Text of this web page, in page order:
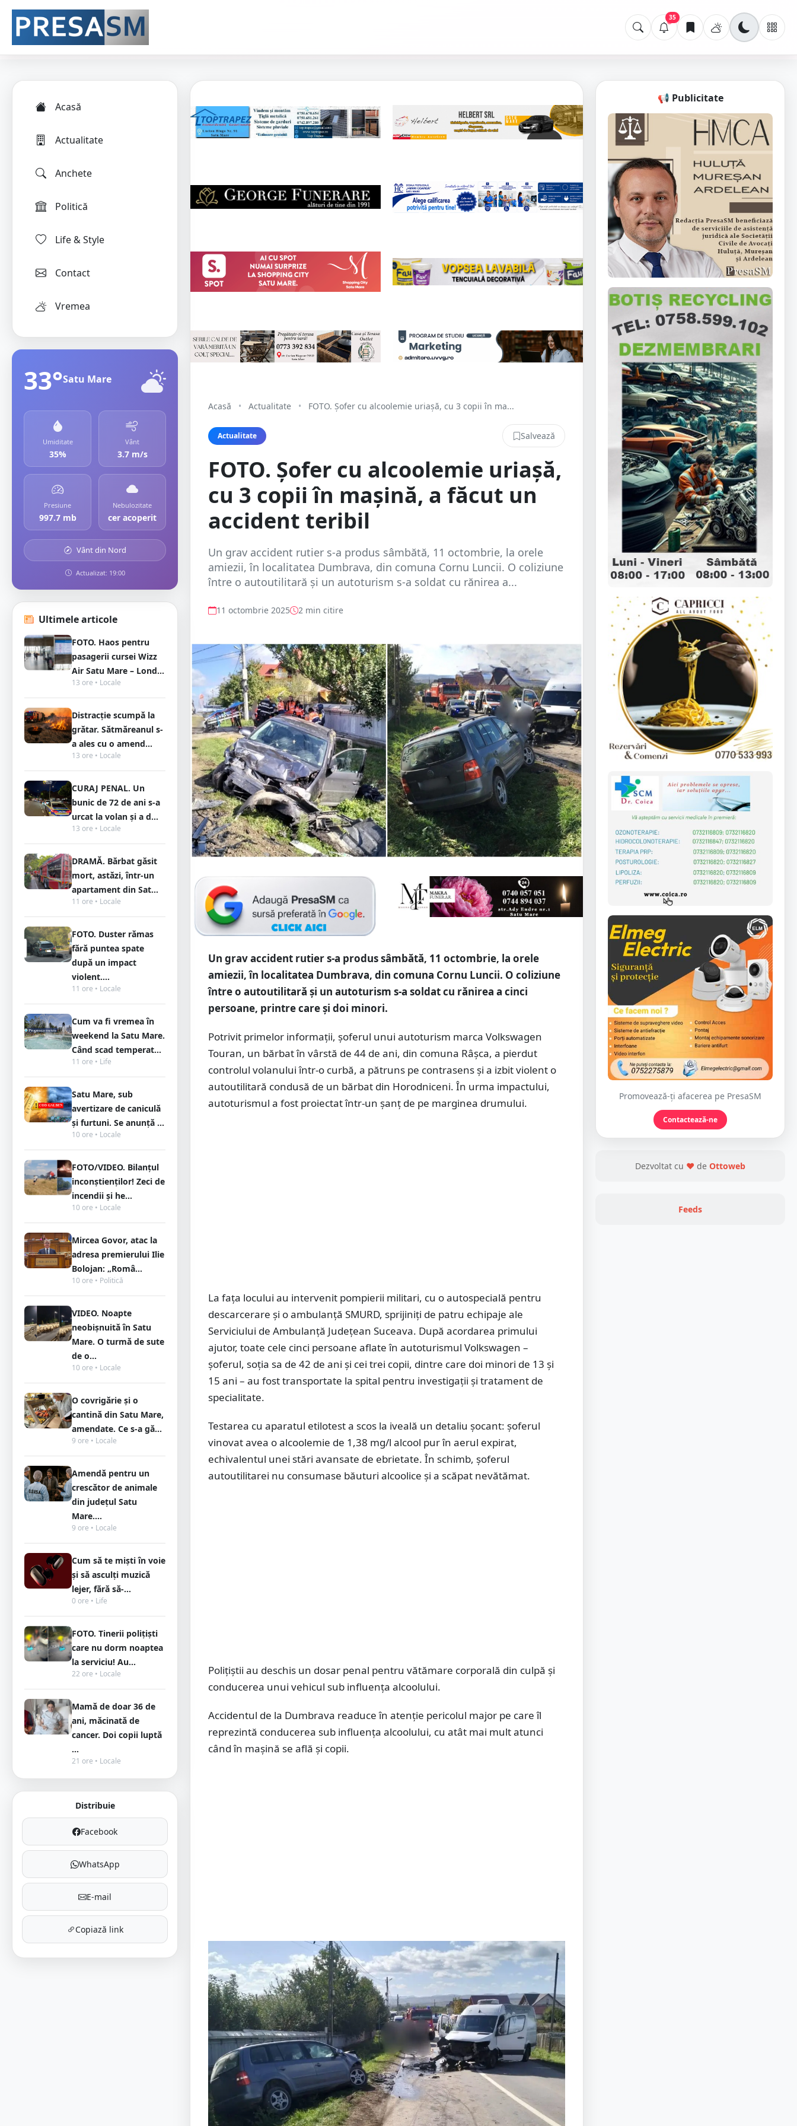
35
Acasă
Actualitate
Anchete
Politică
Life & Style
Contact
Vremea
33°Satu Mare
Umiditate
35%
Vânt
3.7 m/s
Presiune
997.7 mb
Nebulozitate
cer acoperit
Vânt din Nord
Actualizat: 19:00
Ultimele articole
FOTO. Haos pentru
pasagerii cursei Wizz
Air Satu Mare – Lond...
13 ore • Locale
Distracție scumpă la
grătar. Sătmăreanul s-
a ales cu o amend...
13 ore • Locale
CURAJ PENAL. Un
bunic de 72 de ani s-a
urcat la volan și a d...
13 ore • Locale
DRAMĂ. Bărbat găsit
mort, astăzi, într-un
apartament din Sat...
11 ore • Locale
FOTO. Duster rămas
fără puntea spate
după un impact
violent....
11 ore • Locale
Cum va fi vremea în
weekend la Satu Mare.
Când scad temperat...
11 ore • Life
Satu Mare, sub
avertizare de caniculă
și furtuni. Se anunță ...
10 ore • Locale
FOTO/VIDEO. Bilanțul
inconștienților! Zeci de
incendii și he...
10 ore • Locale
Mircea Govor, atac la
adresa premierului Ilie
Bolojan: „Româ...
10 ore • Politică
VIDEO. Noapte
neobișnuită în Satu
Mare. O turmă de sute
de o...
10 ore • Locale
O covrigărie și o
cantină din Satu Mare,
amendate. Ce s-a gă...
9 ore • Locale
Amendă pentru un
crescător de animale
din județul Satu
Mare....
9 ore • Locale
Cum să te miști în voie
și să asculți muzică
lejer, fără să-...
0 ore • Life
FOTO. Tinerii polițiști
care nu dorm noaptea
la serviciu! Au...
22 ore • Locale
Mamă de doar 36 de
ani, măcinată de
cancer. Doi copii luptă
...
21 ore • Locale
Distribuie
Facebook
WhatsApp
E-mail
Copiază link
Acasă • Actualitate • FOTO. Șofer cu alcoolemie uriașă, cu 3 copii în ma...
Actualitate Salvează
FOTO. Șofer cu alcoolemie uriașă,
cu 3 copii în mașină, a făcut un
accident teribil
Un grav accident rutier s-a produs sâmbătă, 11 octombrie, la orele
amiezii, în localitatea Dumbrava, din comuna Cornu Luncii. O coliziune
între o autoutilitară și un autoturism s-a soldat cu rănirea a...
11 octombrie 2025 2 min citire
Un grav accident rutier s-a produs sâmbătă, 11 octombrie, la orele
amiezii, în localitatea Dumbrava, din comuna Cornu Luncii. O coliziune
între o autoutilitară și un autoturism s-a soldat cu rănirea a cinci
persoane, printre care și doi minori.
Potrivit primelor informații, șoferul unui autoturism marca Volkswagen
Touran, un bărbat în vârstă de 44 de ani, din comuna Râșca, a pierdut
controlul volanului într-o curbă, a pătruns pe contrasens și a izbit violent o
autoutilitară condusă de un bărbat din Horodniceni. În urma impactului,
autoturismul a fost proiectat într-un șanț de pe marginea drumului.
La fața locului au intervenit pompierii militari, cu o autospecială pentru
descarcerare și o ambulanță SMURD, sprijiniți de patru echipaje ale
Serviciului de Ambulanță Județean Suceava. După acordarea primului
ajutor, toate cele cinci persoane aflate în autoturismul Volkswagen –
șoferul, soția sa de 42 de ani și cei trei copii, dintre care doi minori de 13 și
15 ani – au fost transportate la spital pentru investigații și tratament de
specialitate.
Testarea cu aparatul etilotest a scos la iveală un detaliu șocant: șoferul
vinovat avea o alcoolemie de 1,38 mg/l alcool pur în aerul expirat,
echivalentul unei stări avansate de ebrietate. În schimb, șoferul
autoutilitarei nu consumase băuturi alcoolice și a scăpat nevătămat.
Polițiștii au deschis un dosar penal pentru vătămare corporală din culpă și
conducerea unui vehicul sub influența alcoolului.
Accidentul de la Dumbrava readuce în atenție pericolul major pe care îl
reprezintă conducerea sub influența alcoolului, cu atât mai mult atunci
când în mașină se află și copii.
📢 Publicitate
Promovează-ți afacerea pe PresaSM
Contactează-ne
Dezvoltat cu ❤ de Ottoweb
Feeds